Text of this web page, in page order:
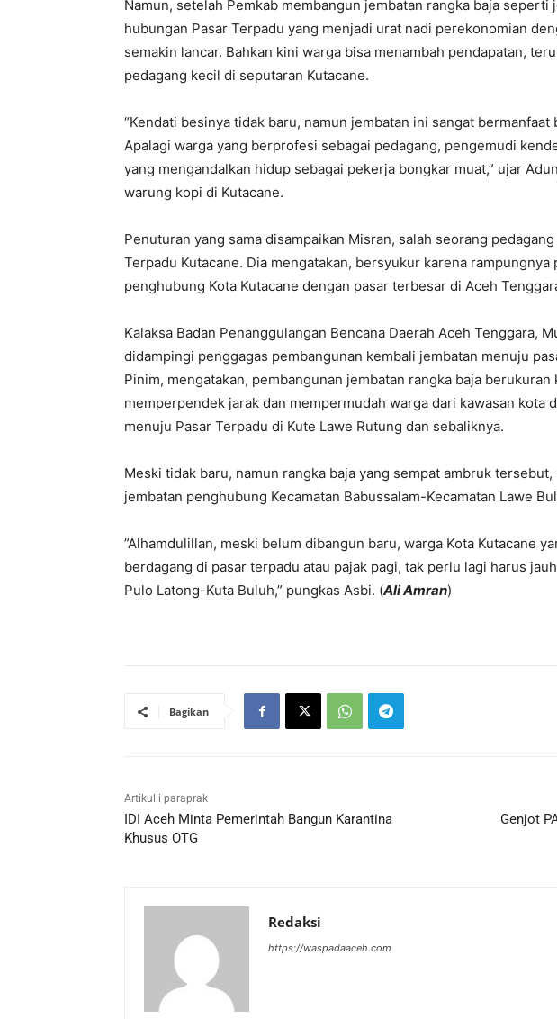
Namun, setelah Pemkab membangun jembatan rangka baja seperti
hubungan Pasar Terpadu yang menjadi urat nadi perekonomian
semakin lancar. Bahkan kini warga bisa menambah pendapatan,
pedagang kecil di seputaran Kutacane.
“Kendati besinya tidak baru, namun jembatan ini sangat bermanfaat
Apalagi warga yang berprofesi sebagai pedagang, pengemudi
yang mengandalkan hidup sebagai pekerja bongkar muat,” ujar
warung kopi di Kutacane.
Penuturan yang sama disampaikan Misran, salah seorang
Terpadu Kutacane. Dia mengatakan, bersyukur karena rampungnya
penghubung Kota Kutacane dengan pasar terbesar di Aceh
Kalaksa Badan Penanggulangan Bencana Daerah Aceh Tenggara,
didampingi penggagas pembangunan kembali jembatan menuju
Pinim, mengatakan, pembangunan jembatan rangka baja
memperpendek jarak dan mempermudah warga dari kawasan kota
menuju Pasar Terpadu di Kute Lawe Rutung dan sebaliknya.
Meski tidak baru, namun rangka baja yang sempat ambruk
jembatan penghubung Kecamatan Babussalam-Kecamatan Lawe
”Alhamdulillan, meski belum dibangun baru, warga Kota Kutacane
berdagang di pasar terpadu atau pajak pagi, tak perlu lagi harus
Pulo Latong-Kuta Buluh,” pungkas Asbi. (Ali Amran)
Bagikan
Artikulli paraprak
IDI Aceh Minta Pemerintah Bangun Karantina
Khusus OTG
Genjot
Redaksi
https://waspadaaceh.com